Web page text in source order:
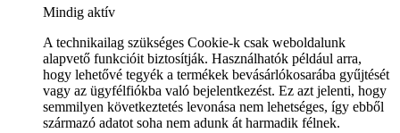
Mindig aktív
A technikailag szükséges Cookie-k csak weboldalunk
alapvető funkcióit biztosítják. Használhatók például arra,
hogy lehetővé tegyék a termékek bevásárlókosarába gyűjtését
vagy az ügyfélfiókba való bejelentkezést. Ez azt jelenti, hogy
semmilyen következtetés levonása nem lehetséges, így ebből
származó adatot soha nem adunk át harmadik félnek.